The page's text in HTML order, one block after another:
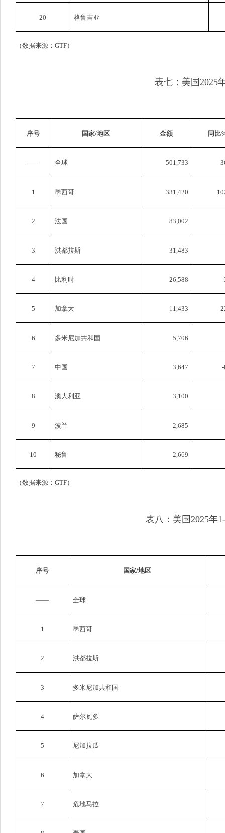
20 格鲁吉亚
（数据来源： GTF）
表七：美国2025
序号 国家/地区 金额 同比
—— 全球 501,733
1 墨西哥 331,420
2 法国 83,002
3 洪都拉斯 31,483
4 比利时 26,588
5 加拿大 11,433
6 多米尼加共和国 5,706
7 中国 3,647
8 澳大利亚 3,100
9 波兰 2,685
10 秘鲁 2,669
（数据来源： GTF）
表八：美国2025年
序号 国家/地区
—— 全球
1 墨西哥
2 洪都拉斯
3 多米尼加共和国
4 萨尔瓦多
5 尼加拉瓜
6 加拿大
7 危地马拉